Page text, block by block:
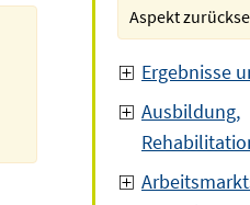
Aspekt
Ergebnisse
Ausbildung,